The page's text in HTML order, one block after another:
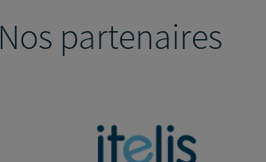
Nos partenaires